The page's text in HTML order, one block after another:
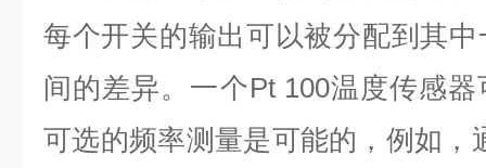
每个开关的输出可以被分配到其
间的差异。 一个Pt 100温度传感
可选的频率测量是可能的，例如，